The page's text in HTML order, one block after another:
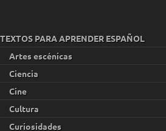
TEXTOS PARA APRENDER ESPAÑOL
Artes escénicas
Ciencia
Cine
Cultura
Curiosidades